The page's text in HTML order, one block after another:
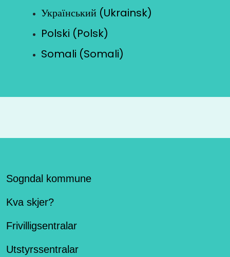
Український (Ukrainsk)
Polski (Polsk)
Somali (Somali)
Sogndal kommune
Kva skjer?
Frivilligsentralar
Utstyrssentralar